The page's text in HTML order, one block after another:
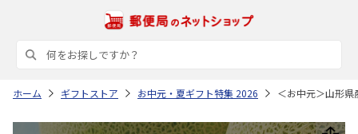
ホーム ギフトストア お中元・夏ギフト特集 2026 ＜お中元＞山形